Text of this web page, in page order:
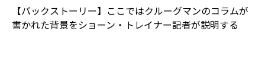
【バックストーリー】ここではクルーグマンのコラムが
書かれた背景をショーン・トレイナー記者が説明する